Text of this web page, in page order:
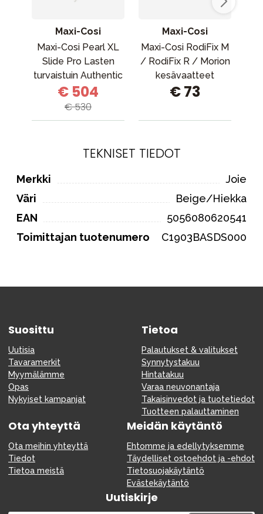
Maxi-Cosi
Maxi-Cosi Pearl XL
Slide Pro Lasten
turvaistuin Authentic
Black
€ 504
€ 530
Maxi-Cosi
Maxi-Cosi RodiFix M
/ RodiFix R / Morion
kesävaatteet
Luomupuuvillaa
€ 73
TEKNISET TIEDOT
Merkki
Joie
Väri
Beige/Hiekka
EAN
5056080620541
Toimittajan tuotenumero
C1903BASDS000
Suosittu
Uutisia
Tavaramerkit
Myymälämme
Opas
Nykyiset kampanjat
Tietoa
Palautukset & valitukset
Synnytystakuu
Hintatakuu
Varaa neuvonantaja
Takaisinvedot ja tuotetiedot
Tuotteen palauttaminen
Ota yhteyttä
Ota meihin yhteyttä
Tiedot
Tietoa meistä
Meidän käytäntö
Ehtomme ja edellytyksemme
Täydelliset ostoehdot ja -ehdot
Tietosuojakäytäntö
Evästekäytäntö
Uutiskirje